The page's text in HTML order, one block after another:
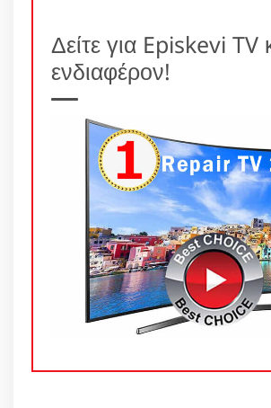
Δείτε για Episkevi TV
ενδιαφέρον!